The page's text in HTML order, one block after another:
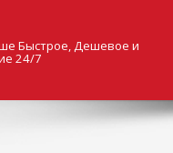
Быстрое, Дешевое и
24/7